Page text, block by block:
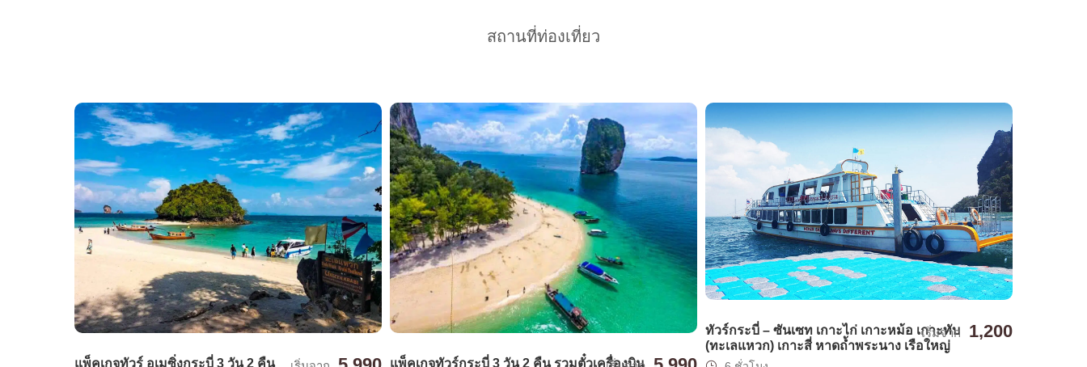
สถานที่ท่องเที่ยว
แพ็คเกจทัวร์ อเมซิ่งกระบี่ 3 วัน 2 คืน
แพ็คเกจทัวร์กระบี่ 3 วัน 2 คืน รวมตั๋วเครื่องบิน
ทัวร์กระบี่ – ซันเซท เกาะไก่ เกาะหม้อ เกาะทับ
(ทะเลแหวก) เกาะสี่ หาดถ้ำพระนาง เรือใหญ่
เริ่มจาก 1,200